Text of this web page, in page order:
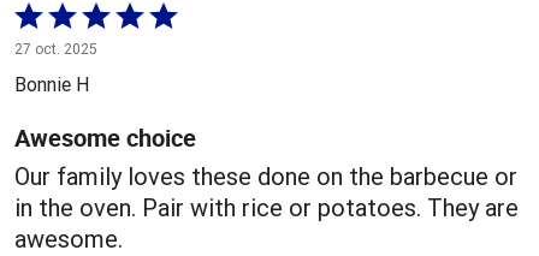
Coté
5 sur
5
27 oct. 2025
Bonnie H
Awesome choice
Our family loves these done on the barbecue or
in the oven. Pair with rice or potatoes. They are
awesome.